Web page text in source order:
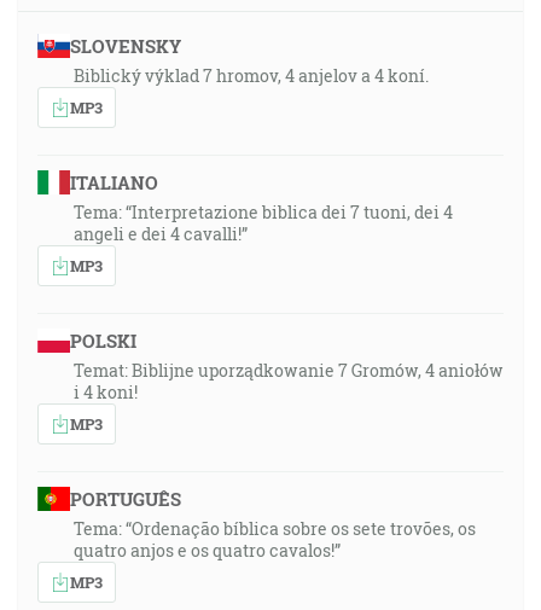
SLOVENSKY
Biblický výklad 7 hromov, 4 anjelov a 4 koní.
MP3
ITALIANO
Tema: “Interpretazione biblica dei 7 tuoni, dei 4
angeli e dei 4 cavalli!”
MP3
POLSKI
Temat: Biblijne uporządkowanie 7 Gromów, 4 aniołów
i 4 koni!
MP3
PORTUGUÊS
Tema: “Ordenação bíblica sobre os sete trovões, os
quatro anjos e os quatro cavalos!”
MP3